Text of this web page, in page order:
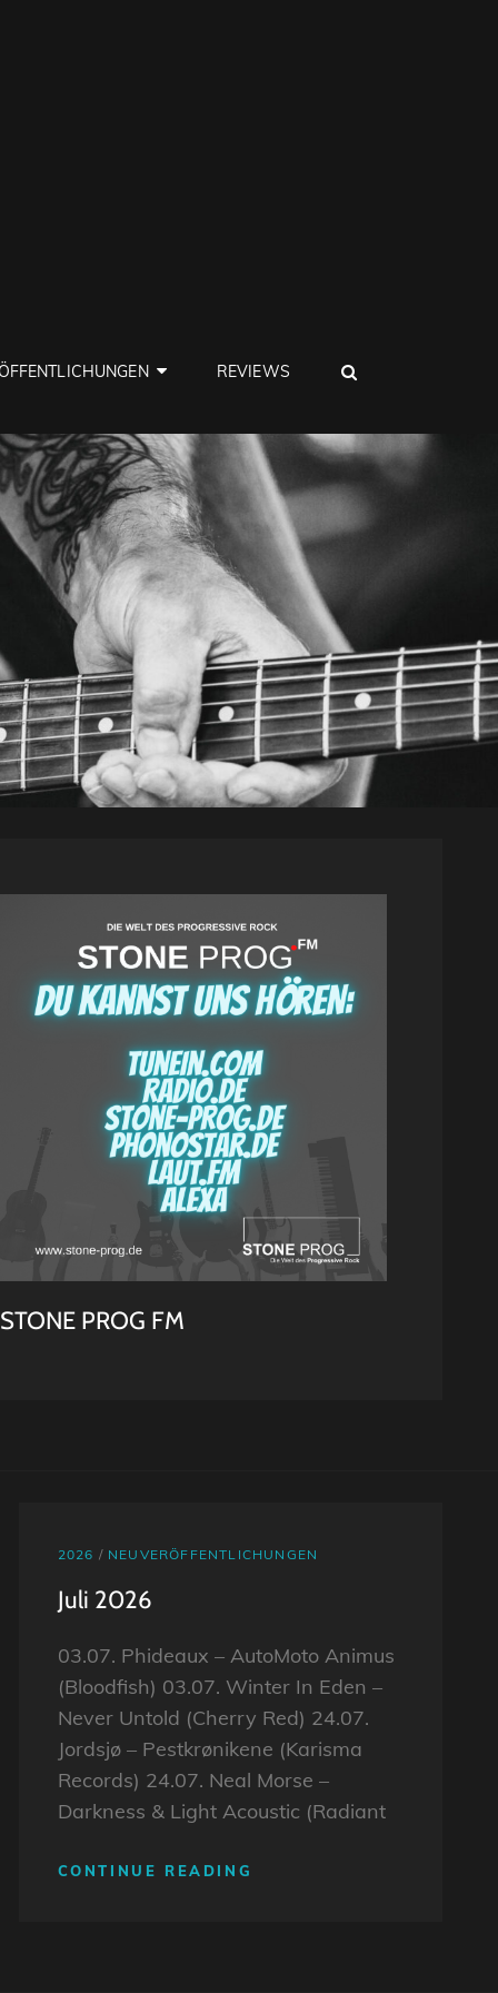
REVIEWS
STONE PROG FM
CAT
2026 / NEUVERÖFFENTLICHUNGEN
Juli 2026
03.07. Phideaux – AutoMoto Animus
(Bloodfish) 03.07. Winter In Eden –
Never Untold (Cherry Red) 24.07.
Jordsjø – Pestkrønikene (Karisma
Records) 24.07. Neal Morse –
Darkness & Light Acoustic (Radiant
CONTINUE READING